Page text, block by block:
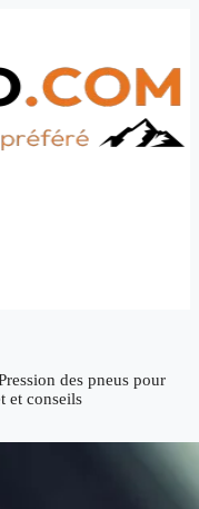
des pneus pour
et conseils